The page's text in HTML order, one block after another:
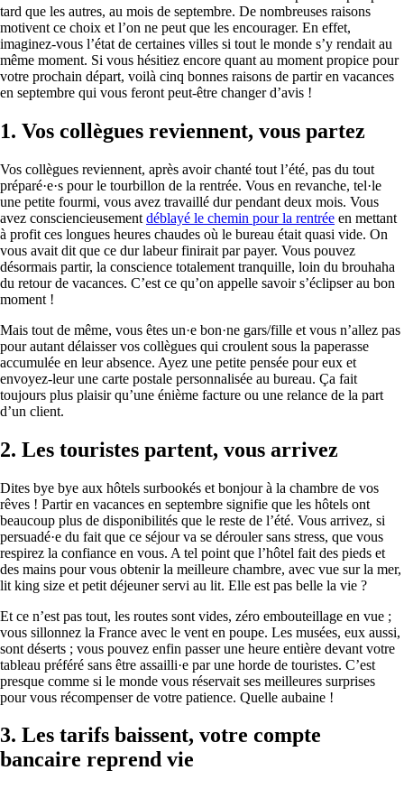
tard que les autres, au mois de septembre. De nombreuses raisons
motivent ce choix et l’on ne peut que les encourager. En effet,
imaginez-vous l’état de certaines villes si tout le monde s’y rendait au
même moment. Si vous hésitiez encore quant au moment propice pour
votre prochain départ, voilà cinq bonnes raisons de partir en vacances
en septembre qui vous feront peut-être changer d’avis !
1. Vos collègues reviennent, vous partez
Vos collègues reviennent, après avoir chanté tout l’été, pas du tout
préparé·e·s pour le tourbillon de la rentrée. Vous en revanche, tel·le
une petite fourmi, vous avez travaillé dur pendant deux mois. Vous
avez consciencieusement déblayé le chemin pour la rentrée en mettant
à profit ces longues heures chaudes où le bureau était quasi vide. On
vous avait dit que ce dur labeur finirait par payer. Vous pouvez
désormais partir, la conscience totalement tranquille, loin du brouhaha
du retour de vacances. C’est ce qu’on appelle savoir s’éclipser au bon
moment !
Mais tout de même, vous êtes un·e bon·ne gars/fille et vous n’allez pas
pour autant délaisser vos collègues qui croulent sous la paperasse
accumulée en leur absence. Ayez une petite pensée pour eux et
envoyez-leur une carte postale personnalisée au bureau. Ça fait
toujours plus plaisir qu’une énième facture ou une relance de la part
d’un client.
2. Les touristes partent, vous arrivez
Dites bye bye aux hôtels surbookés et bonjour à la chambre de vos
rêves ! Partir en vacances en septembre signifie que les hôtels ont
beaucoup plus de disponibilités que le reste de l’été. Vous arrivez, si
persuadé·e du fait que ce séjour va se dérouler sans stress, que vous
respirez la confiance en vous. A tel point que l’hôtel fait des pieds et
des mains pour vous obtenir la meilleure chambre, avec vue sur la mer,
lit king size et petit déjeuner servi au lit. Elle est pas belle la vie ?
Et ce n’est pas tout, les routes sont vides, zéro embouteillage en vue ;
vous sillonnez la France avec le vent en poupe. Les musées, eux aussi,
sont déserts ; vous pouvez enfin passer une heure entière devant votre
tableau préféré sans être assailli·e par une horde de touristes. C’est
presque comme si le monde vous réservait ses meilleures surprises
pour vous récompenser de votre patience. Quelle aubaine !
3. Les tarifs baissent, votre compte
bancaire reprend vie